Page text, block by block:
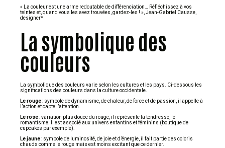
« La couleur est une arme redoutable de différenciation… Réfléchissez à vos
teintes et, quand vous les avez trouvées, gardez-les ! », Jean-Gabriel Causse,
designer*
La symbolique des
couleurs
La symbolique des couleurs varie selon les cultures et les pays. Ci-dessous les
significations des couleurs dans la culture occidentale.
Le rouge: symbole de dynamisme, de chaleur, de force et de passion, il appelle à
l’action et capte l’attention.
Le rose: variation plus douce du rouge, il représente la tendresse, le
romantisme. Il est associé aux univers enfantins et féminins (boutique de
cupcakes par exemple).
Le jaune: symbole de luminosité, de joie et d’énergie, il fait partie des coloris
chauds comme le rouge mais est moins excitant que ce dernier.